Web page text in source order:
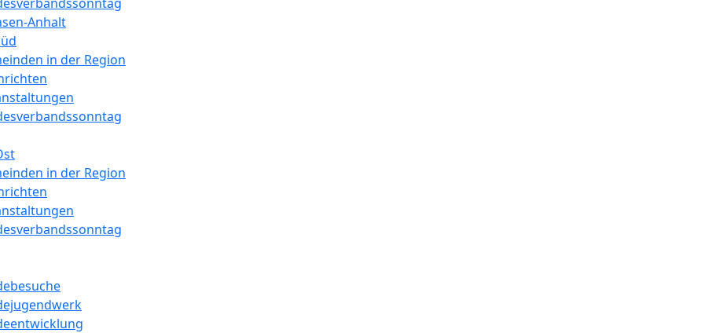
Anhalt
in der Region
in der Region